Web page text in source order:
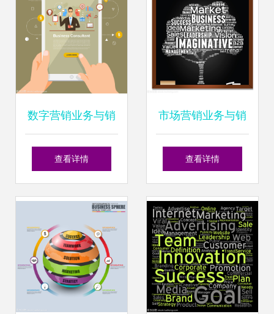
数字营销业务与销
售业务的融合与协
查看详情
市场营销业务与销
售业务的整合与协
查看详情